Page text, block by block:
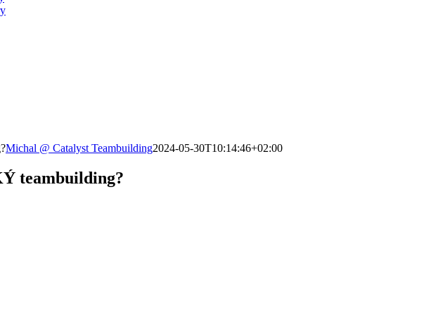
Michal @ Catalyst Teambuilding2024-05-30T10:14:46+02:00
teambuilding?